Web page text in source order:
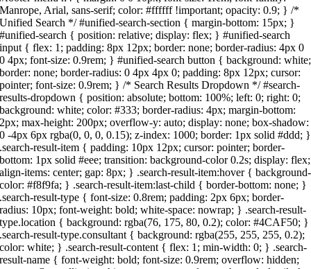
Manrope, Arial, sans-serif; color: #ffffff !important; opacity: 0.9; } /*
Unified Search */ #unified-search-section { margin-bottom: 15px; }
#unified-search { position: relative; display: flex; } #unified-search
input { flex: 1; padding: 8px 12px; border: none; border-radius: 4px 0
0 4px; font-size: 0.9rem; } #unified-search button { background: white;
border: none; border-radius: 0 4px 4px 0; padding: 8px 12px; cursor:
pointer; font-size: 0.9rem; } /* Search Results Dropdown */ #search-
results-dropdown { position: absolute; bottom: 100%; left: 0; right: 0;
background: white; color: #333; border-radius: 4px; margin-bottom:
2px; max-height: 200px; overflow-y: auto; display: none; box-shadow:
0 -4px 6px rgba(0, 0, 0, 0.15); z-index: 1000; border: 1px solid #ddd; }
.search-result-item { padding: 10px 12px; cursor: pointer; border-
bottom: 1px solid #eee; transition: background-color 0.2s; display: flex;
align-items: center; gap: 8px; } .search-result-item:hover { background-
color: #f8f9fa; } .search-result-item:last-child { border-bottom: none; }
.search-result-type { font-size: 0.8rem; padding: 2px 6px; border-
radius: 10px; font-weight: bold; white-space: nowrap; } .search-result-
type.location { background: rgba(76, 175, 80, 0.2); color: #4CAF50; }
.search-result-type.consultant { background: rgba(255, 255, 255, 0.2);
color: white; } .search-result-content { flex: 1; min-width: 0; } .search-
result-name { font-weight: bold; font-size: 0.9rem; overflow: hidden;